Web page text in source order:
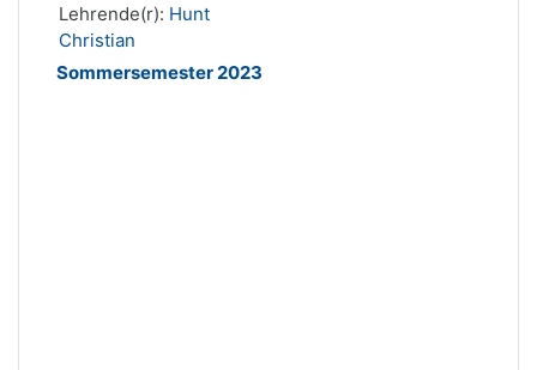
Lehrende(r): Hunt
Christian
Sommersemester 2023